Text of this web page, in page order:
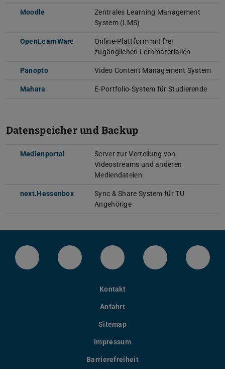
Moodle
Zentrales Learning Management
System (LMS)
OpenLearnWare
Online-Plattform mit frei
zugänglichen Lernmaterialien
Panopto Video Content Management System
Mahara E-Portfolio-System für Studierende
Datenspeicher und Backup
Medienportal
Server zur Verteilung von
Videostreams und anderen
Mediendateien
next.Hessenbox
Sync & Share System für TU
Angehörige
LinkedIn-Seite der TU Darmstadt
Instagram-Kanal der TU
Bluesky-Kanal der TU
Facebook-
Kontakt
Anfahrt
Sitemap
Impressum
Barrierefreiheit